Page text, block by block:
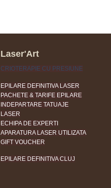
Laser'Art
CRIOTERAPIE CU PRESIUNE
EPILARE DEFINITIVA LASER
PACHETE & TARIFE EPILARE
INDEPARTARE TATUAJE
LASER
ECHIPA DE EXPERTI
APARATURA LASER UTILIZATA
GIFT VOUCHER
EPILARE DEFINITIVA CLUJ